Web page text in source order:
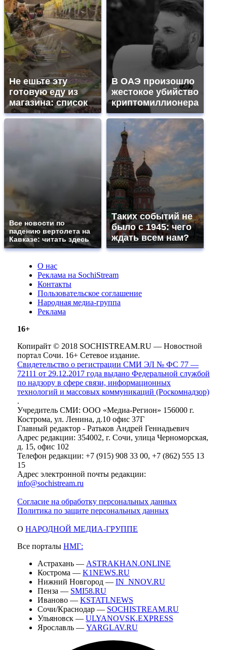
Не ешьте эту
готовую еду из
магазина: список
В ОАЭ произошло
жестокое убийство
криптомиллионера
Все новости по
падению вертолета на
Кавказе: читать здесь
Таких событий не
было с 1945: чего
ждать всем нам?
О нас
Реклама на SochiStream
Контакты
Пользовательское соглашение
Народная медиа-группа
Реклама
16+
Копирайт © 2018 SOCHISTREAM.RU — Новостной
портал Сочи. 16+ Сетевое издание.
Свидетельство о регистрации СМИ ЭЛ № ФС 77 —
72111 от 29.12.2017 года выдано Федеральной службой
по надзору в сфере связи, информационных
технологий и массовых коммуникаций (Роскомнадзор)
.
Учредитель СМИ: ООО «Медиа-Регион» 156000 г.
Кострома, ул. Ленина, д.10 офис 37Г
Главный редактор - Ратьков Андрей Геннадьевич
Адрес редакции: 354002, г. Сочи, улица Черноморская,
д. 15, офис 102
Телефон редакции: +7 (915) 908 33 00, +7 (862) 555 13
15
Адрес электронной почты редакции:
info@sochistream.ru
Согласие на обработку персональных данных
Политика по защите персональных данных
О НАРОДНОЙ МЕДИА-ГРУППЕ
Все порталы НМГ:
Астрахань — ASTRAKHAN.ONLINE
Кострома — K1NEWS.RU
Нижний Новгород — IN_NNOV.RU
Пенза — SMI58.RU
Иваново — KSTATI.NEWS
Сочи/Краснодар — SOCHISTREAM.RU
Ульяновск — ULYANOVSK.EXPRESS
Ярославль — YARGLAV.RU